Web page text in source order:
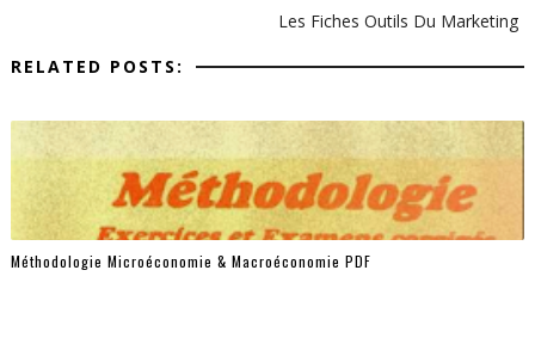
Les Fiches Outils Du Marketing
RELATED POSTS:
Méthodologie Microéconomie & Macroéconomie PDF